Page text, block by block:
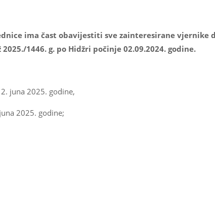
ima čast obavijestiti sve zainteresirane vjernike
1446. g. po Hidžri počinje 02.09.2024. godine.
juna 2025. godine,
2025. godine;